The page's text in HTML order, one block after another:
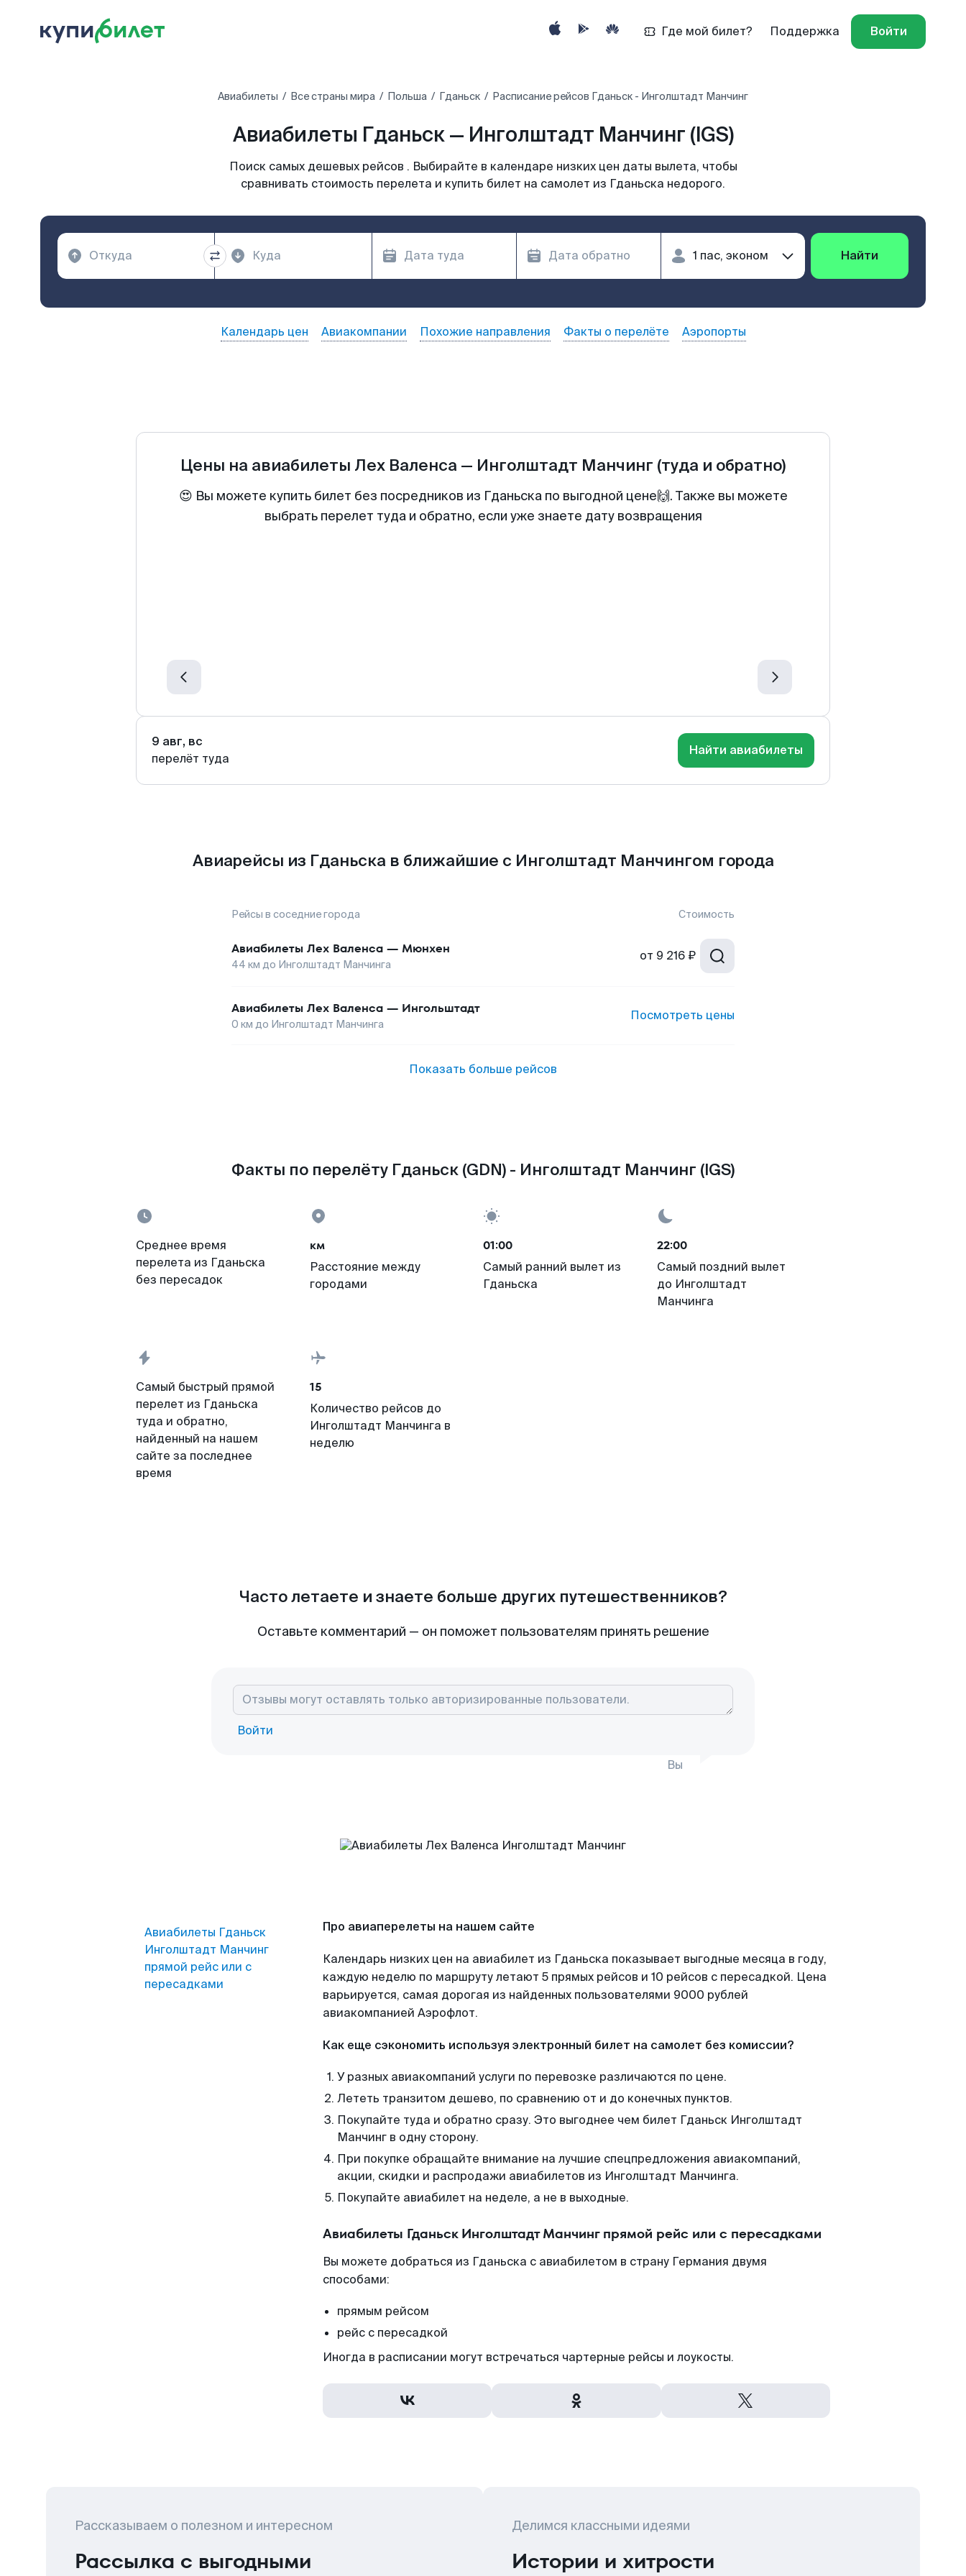
Где мой билет? Поддержка Войти
Авиабилеты Все страны мира Польша Гданьск Расписание рейсов Гданьск - Инголштадт Манчинг
Авиабилеты Гданьск — Инголштадт Манчинг (IGS)
Поиск самых дешевых рейсов . Выбирайте в календаре низких цен даты вылета, чтобы
сравнивать стоимость перелета и купить билет на самолет из Гданьска недорого.
Найти
Календарь цен Авиакомпании Похожие направления Факты о перелёте Аэропорты
Цены на авиабилеты Лех Валенса — Инголштадт Манчинг (туда и обратно)
😍 Вы можете купить билет без посредников из Гданьска по выгодной цене🙌. Также вы можете
выбрать перелет туда и обратно, если уже знаете дату возвращения
9 авг, вс
перелёт туда
Найти авиабилеты
Авиарейсы из Гданьска в ближайшие с Инголштадт Манчингом города
Рейсы в соседние города Стоимость
Авиабилеты Лех Валенса — Мюнхен
44 км до Инголштадт Манчинга
от 9 216 ₽
Авиабилеты Лех Валенса — Ингольштадт
0 км до Инголштадт Манчинга
Посмотреть цены
Показать больше рейсов
Факты по перелёту Гданьск (GDN) - Инголштадт Манчинг (IGS)
Среднее время
перелета из Гданьска
без пересадок
км
Расстояние между
городами
01:00
Самый ранний вылет из
Гданьска
22:00
Самый поздний вылет
до Инголштадт
Манчинга
Самый быстрый прямой
перелет из Гданьска
туда и обратно,
найденный на нашем
сайте за последнее
время
15
Количество рейсов до
Инголштадт Манчинга в
неделю
Часто летаете и знаете больше других путешественников?
Оставьте комментарий — он поможет пользователям принять решение
Войти
Вы
Авиабилеты Гданьск
Инголштадт Манчинг
прямой рейс или с
пересадками
Про авиаперелеты на нашем сайте
Календарь низких цен на авиабилет из Гданьска показывает выгодные месяца в году,
каждую неделю по маршруту летают 5 прямых рейсов и 10 рейсов с пересадкой. Цена
варьируется, самая дорогая из найденных пользователями 9000 рублей
авиакомпанией Аэрофлот.
Как еще сэкономить используя электронный билет на самолет без комиссии?
У разных авиакомпаний услуги по перевозке различаются по цене.
Лететь транзитом дешево, по сравнению от и до конечных пунктов.
Покупайте туда и обратно сразу. Это выгоднее чем билет Гданьск Инголштадт
Манчинг в одну сторону.
При покупке обращайте внимание на лучшие спецпредложения авиакомпаний,
акции, скидки и распродажи авиабилетов из Инголштадт Манчинга.
Покупайте авиабилет на неделе, а не в выходные.
Авиабилеты Гданьск Инголштадт Манчинг прямой рейс или с пересадками
Вы можете добраться из Гданьска с авиабилетом в страну Германия двумя
способами:
прямым рейсом
рейс с пересадкой
Иногда в расписании могут встречаться чартерные рейсы и лоукосты.
Рассказываем о полезном и интересном
Рассылка с выгодными
Делимся классными идеями
Истории и хитрости